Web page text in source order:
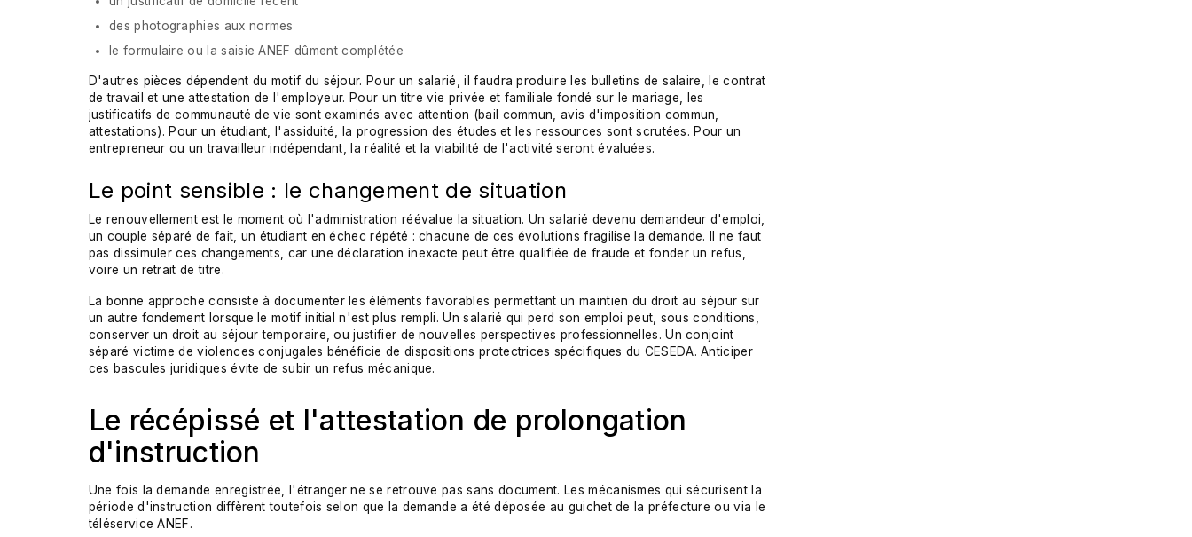
des photographies aux normes
le formulaire ou la saisie ANEF dûment complétée
D'autres pièces dépendent du motif du séjour. Pour un salarié, il faudra produire les bulletins de salaire, le contrat
de travail et une attestation de l'employeur. Pour un titre vie privée et familiale fondé sur le mariage, les
justificatifs de communauté de vie sont examinés avec attention (bail commun, avis d'imposition commun,
attestations). Pour un étudiant, l'assiduité, la progression des études et les ressources sont scrutées. Pour un
entrepreneur ou un travailleur indépendant, la réalité et la viabilité de l'activité seront évaluées.
Le point sensible : le changement de situation
Le renouvellement est le moment où l'administration réévalue la situation. Un salarié devenu demandeur d'emploi,
un couple séparé de fait, un étudiant en échec répété : chacune de ces évolutions fragilise la demande. Il ne faut
pas dissimuler ces changements, car une déclaration inexacte peut être qualifiée de fraude et fonder un refus,
voire un retrait de titre.
La bonne approche consiste à documenter les éléments favorables permettant un maintien du droit au séjour sur
un autre fondement lorsque le motif initial n'est plus rempli. Un salarié qui perd son emploi peut, sous conditions,
conserver un droit au séjour temporaire, ou justifier de nouvelles perspectives professionnelles. Un conjoint
séparé victime de violences conjugales bénéficie de dispositions protectrices spécifiques du CESEDA. Anticiper
ces bascules juridiques évite de subir un refus mécanique.
Le récépissé et l'attestation de prolongation
d'instruction
Une fois la demande enregistrée, l'étranger ne se retrouve pas sans document. Les mécanismes qui sécurisent la
période d'instruction diffèrent toutefois selon que la demande a été déposée au guichet de la préfecture ou via le
téléservice ANEF.